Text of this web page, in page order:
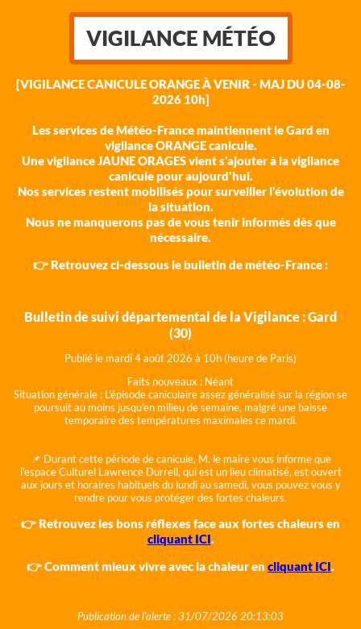
VIGILANCE MÉTÉO
[VIGILANCE CANICULE ORANGE À VENIR - MAJ DU 04-08-
2026 10h]
Les services de Météo-France maintiennent le Gard en
vigilance ORANGE canicule.
Une vigilance JAUNE ORAGES vient s'ajouter à la vigilance
canicule pour aujourd'hui.
Nos services restent mobilisés pour surveiller l'évolution de
la situation.
Nous ne manquerons pas de vous tenir informés dès que
nécessaire.
👉 Retrouvez ci-dessous le bulletin de météo-France :
Bulletin de suivi départemental de la Vigilance : Gard
(30)
Publié le mardi 4 août 2026 à 10h (heure de Paris)
Faits nouveaux : Néant
Situation générale : L'épisode caniculaire assez généralisé sur la région se
poursuit au moins jusqu'en milieu de semaine, malgré une baisse
temporaire des températures maximales ce mardi.
📌 Durant cette période de canicule, M. le maire vous informe que
l'espace Culturel Lawrence Durrell, qui est un lieu climatisé, est ouvert
aux jours et horaires habituels du lundi au samedi, vous pouvez vous y
rendre pour vous protéger des fortes chaleurs.
👉 Retrouvez les bons réflexes face aux fortes chaleurs en
cliquant ICI.
👉 Comment mieux vivre avec la chaleur en cliquant ICI.
Publication de l'alerte : 31/07/2026 20:13:03